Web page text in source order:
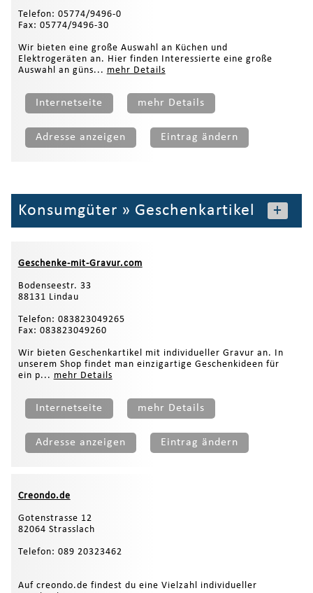
Telefon: 05774/9496-0
Fax: 05774/9496-30
Wir bieten eine große Auswahl an Küchen und
Elektrogeräten an. Hier finden Interessierte eine große
Auswahl an güns... mehr Details
Internetseite mehr Details
Adresse anzeigen Eintrag ändern
Konsumgüter » Geschenkartikel +
Geschenke-mit-Gravur.com
Bodenseestr. 33
88131 Lindau
Telefon: 083823049265
Fax: 083823049260
Wir bieten Geschenkartikel mit individueller Gravur an. In
unserem Shop findet man einzigartige Geschenkideen für
ein p... mehr Details
Internetseite mehr Details
Adresse anzeigen Eintrag ändern
Creondo.de
Gotenstrasse 12
82064 Strasslach
Telefon: 089 20323462
Auf creondo.de findest du eine Vielzahl individueller